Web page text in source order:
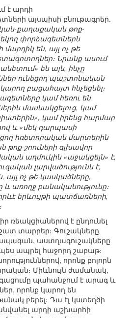
է արդի
այսպիսի բնութագրեր.
քաղաքական թոք-
եկող փորձագետներն
են, այլ ոչ թե
Նրանք ասում
են այն, ինչը
ունեցող պաշտոնական
բացահայտ հնչեցնել։
կամ հեռու են
մասնակցելուց, կամ
կամ իրենց հարմար
և «մեկ դարպասի
հռետորական մարտերին
թոք-շոուների գլխավոր
աղմուկին «աջակցելն» է,
լարվածությունն է,
ոչ թե կասկածները,
առողջ բանականությունը։
երևույթի պատճառների,
ռեակցիաներով է ընդունել
տարրեր։ Գուշակները
աստղագուշակները
ապրել հաջորդ շաբաթ։
որոնք բոլորն
Միևնույն ժամանակ,
պահանջում է արագ և
որոնք կարող են
բերել։ Դա էլ կստեղծի
արդի աշխարհի